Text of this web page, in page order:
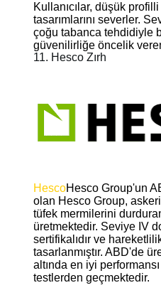
Kullanıcılar, düşük
tasarımlarını severler.
çoğu tabanca tehdidiyle
güvenilirliğe öncelik
11. Hesco Zırh
HescoHesco Group'un
olan Hesco Group,
tüfek mermilerini
üretmektedir. Seviye IV
sertifikalıdır ve
tasarlanmıştır. ABD'de
altında en iyi
testlerden geçmektedir.